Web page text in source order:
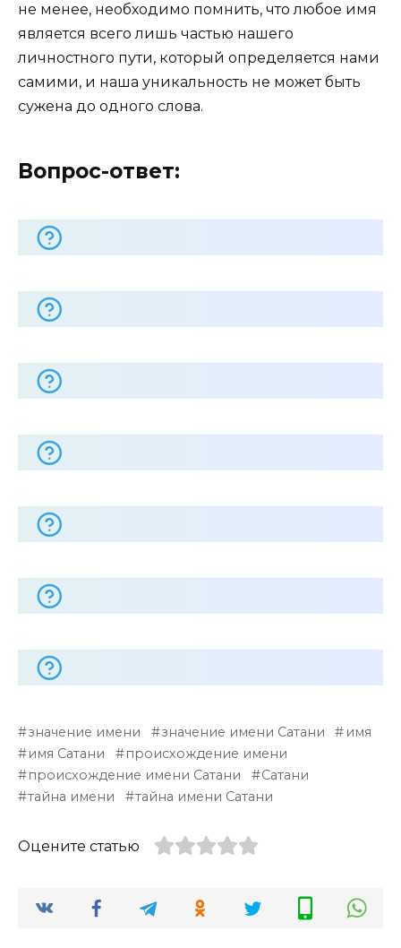
не менее, необходимо помнить, что любое имя
является всего лишь частью нашего
личностного пути, который определяется нами
самими, и наша уникальность не может быть
сужена до одного слова.
Вопрос-ответ:
значение имени значение имени Сатани
имя
имя Сатани
происхождение имени
происхождение имени Сатани
Сатани
тайна имени
тайна имени Сатани
Оцените статью